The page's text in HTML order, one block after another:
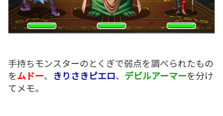
手持ちモンスターのとくぎで弱点を調べられたもの
をムドー、 きりさきピエロ、 デビルアーマーを分け
てメモ。